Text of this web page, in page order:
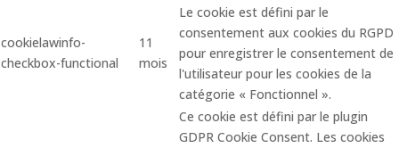
cookielawinfo-
checkbox-functional
11
mois
Le cookie est défini par le
consentement aux cookies du RGPD
pour enregistrer le consentement de
l'utilisateur pour les cookies de la
catégorie « Fonctionnel ».
Ce cookie est défini par le plugin
GDPR Cookie Consent. Les cookies